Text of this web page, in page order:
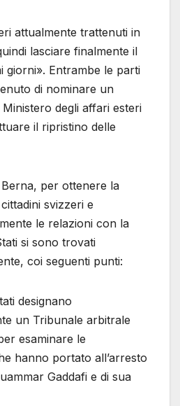
attualmente trattenuti in
lasciare finalmente il
giorni». Entrambe le parti
di nominare un
degli affari esteri
il ripristino delle
per ottenere la
svizzeri e
le relazioni con la
si sono trovati
coi seguenti punti:
designano
un Tribunale arbitrale
esaminare le
hanno portato all’arresto
Gaddafi e di sua